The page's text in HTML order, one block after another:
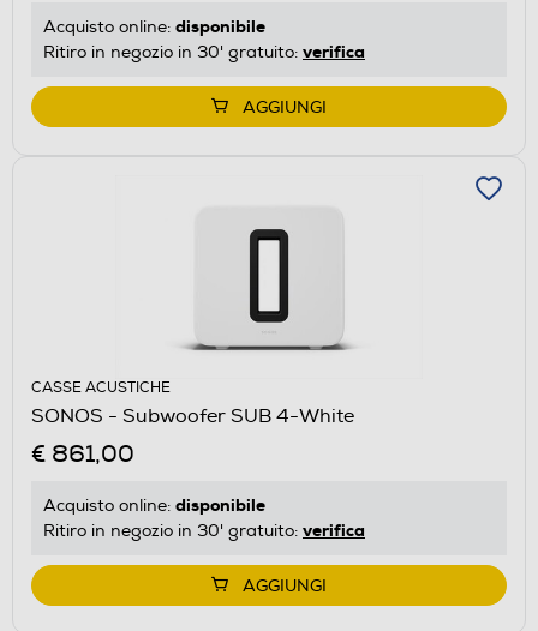
Acquisto online: disponibile
Ritiro in negozio in 30' gratuito: verifica
AGGIUNGI
CASSE ACUSTICHE
SONOS - Subwoofer SUB 4-White
€ 861,00
Acquisto online: disponibile
Ritiro in negozio in 30' gratuito: verifica
AGGIUNGI